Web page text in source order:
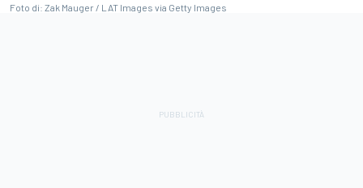
Foto di: Zak Mauger / LAT Images via Getty Images